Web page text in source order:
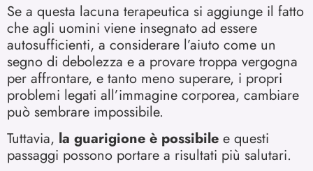
Se a questa lacuna terapeutica si aggiunge il fatto
che agli uomini viene insegnato ad essere
autosufficienti, a considerare l’aiuto come un
segno di debolezza e a provare troppa vergogna
per affrontare, e tanto meno superare, i propri
problemi legati all’immagine corporea, cambiare
può sembrare impossibile.
Tuttavia, la guarigione è possibile e questi
passaggi possono portare a risultati più salutari.